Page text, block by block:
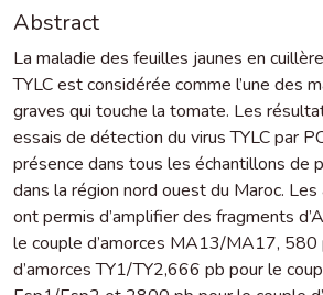
Abstract
La maladie des feuilles jaunes en
TYLC est considérée comme l’une des
graves qui touche la tomate. Les
essais de détection du virus TYLC par
présence dans tous les échantillons de
dans la région nord ouest du Maroc.
ont permis d’amplifier des fragments
le couple d’amorces MA13/MA17, 580
d’amorces TY1/TY2,666 pb pour le